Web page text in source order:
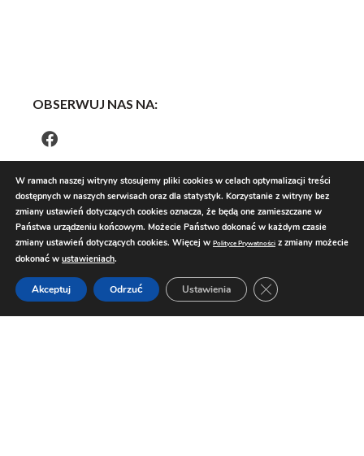
OBSERWUJ NAS NA:
W ramach naszej witryny stosujemy pliki cookies w celach optymalizacji treści
dostępnych w naszych serwisach oraz dla statystyk. Korzystanie z witryny bez
zmiany ustawień dotyczących cookies oznacza, że będą one zamieszczane w
Państwa urządzeniu końcowym. Możecie Państwo dokonać w każdym czasie
zmiany ustawień dotyczących cookies. Więcej w Polityce Prywatności z zmiany możecie
dokonać w ustawieniach.
Akceptuj Odrzuć Ustawienia Zamknij panel